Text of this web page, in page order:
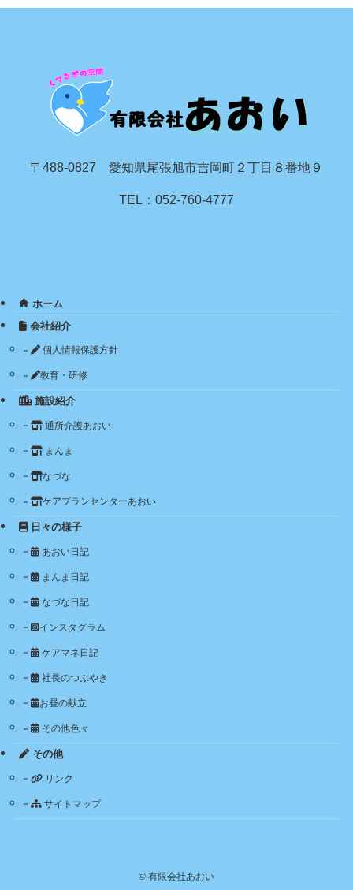
〒488-0827 愛知県尾張旭市吉岡町２丁目８番地９
TEL：052-760-4777
ホーム
会社紹介
個人情報保護方針
教育・研修
施設紹介
通所介護あおい
まんま
なづな
ケアプランセンターあおい
日々の様子
あおい日記
まんま日記
なづな日記
インスタグラム
ケアマネ日記
社長のつぶやき
お昼の献立
その他色々
その他
リンク
サイトマップ
© 有限会社あおい